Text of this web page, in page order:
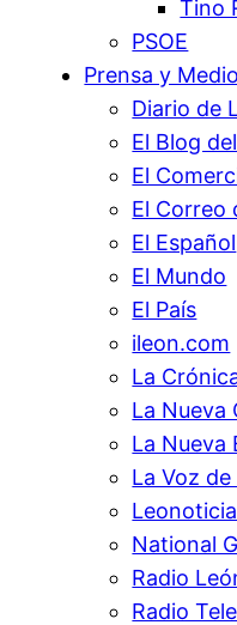
Tino
PSOE
Prensa y
Diario de
El Blog
El
El Correo
El Español
El Mundo
El País
ileon.com
La
La Nueva
La Nueva
La Voz
National
Radio
Radio